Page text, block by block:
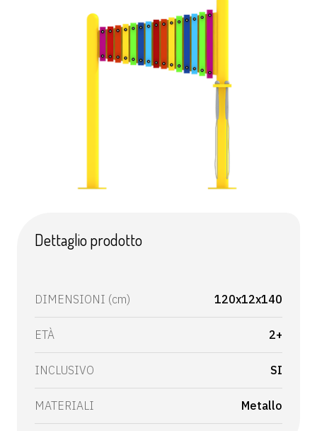
Dettaglio prodotto
DIMENSIONI (cm) 120x12x140
ETÀ 2+
INCLUSIVO SI
MATERIALI Metallo